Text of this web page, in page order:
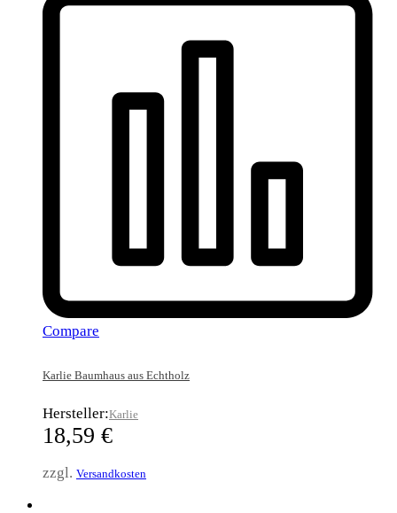
Compare
Karlie Baumhaus aus Echtholz
Hersteller:Karlie
18,59 €
zzgl. Versandkosten